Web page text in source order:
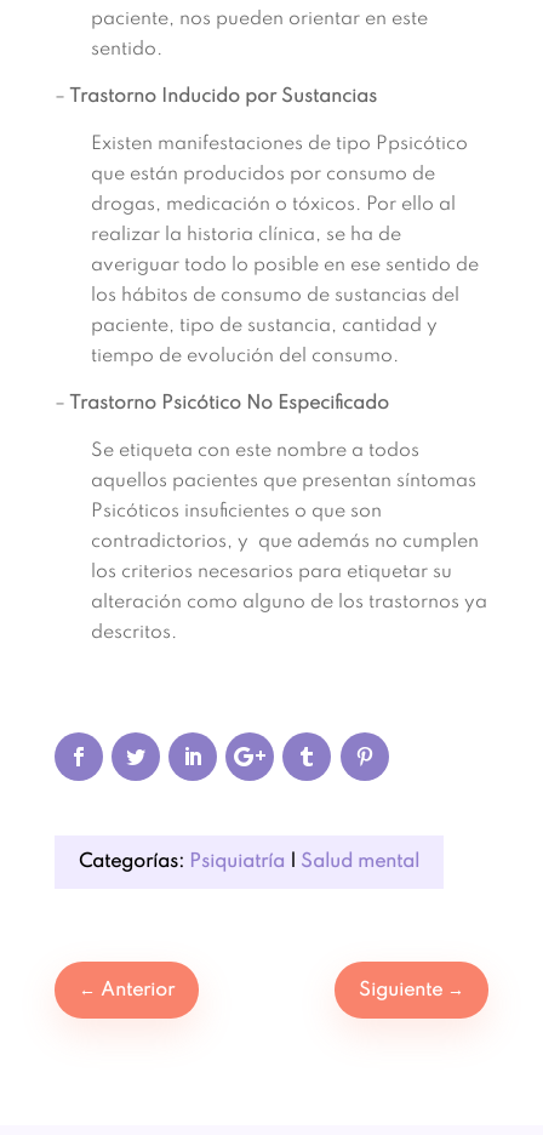
paciente, nos pueden orientar en este
sentido.
– Trastorno Inducido por Sustancias
Existen manifestaciones de tipo Ppsicótico
que están producidos por consumo de
drogas, medicación o tóxicos. Por ello al
realizar la historia clínica, se ha de
averiguar todo lo posible en ese sentido de
los hábitos de consumo de sustancias del
paciente, tipo de sustancia, cantidad y
tiempo de evolución del consumo.
– Trastorno Psicótico No Especificado
Se etiqueta con este nombre a todos
aquellos pacientes que presentan síntomas
Psicóticos insuficientes o que son
contradictorios, y que además no cumplen
los criterios necesarios para etiquetar su
alteración como alguno de los trastornos ya
descritos.
Categorías: Psiquiatría Salud mental
← Anterior Siguiente →